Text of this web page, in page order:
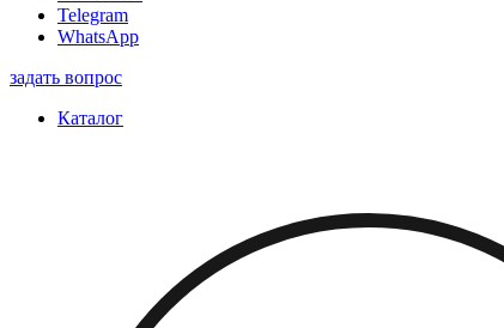
Telegram
WhatsApp
задать вопрос
Каталог